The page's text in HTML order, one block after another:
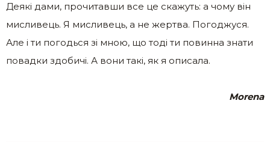
Деякі дами, прочитавши все це скажуть: а чому він
мисливець. Я мисливець, а не жертва. Погоджуся.
Але і ти погодься зі мною, що тоді ти повинна знати
повадки здобичі. А вони такі, як я описала.
Morena